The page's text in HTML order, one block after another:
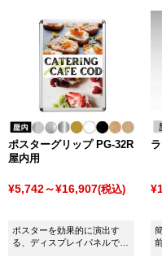
で利用されています。
またイーゼルの形状と
型」と「H型」の2種類
三脚型は、正面から見
で、H型よりも軽量で
いです。
一方、H型は正面から
ていて安定性に優れ
三脚型の方がよりシン
弊社では、素材の異
ポスターグリップ PG-32R
屋内用
¥5,742～¥16,907(税込)
ポスターを効果的に演出す
る、ディスプレイパネルで